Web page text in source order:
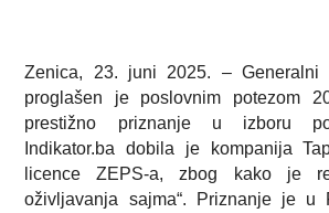
Zenica, 23. juni 2025. – Generalni
proglašen je poslovnim potezom
prestižno priznanje u izboru
Indikator.ba dobila je kompanija
licence ZEPS-a, zbog kako je
oživljavanja sajma“. Priznanje je u